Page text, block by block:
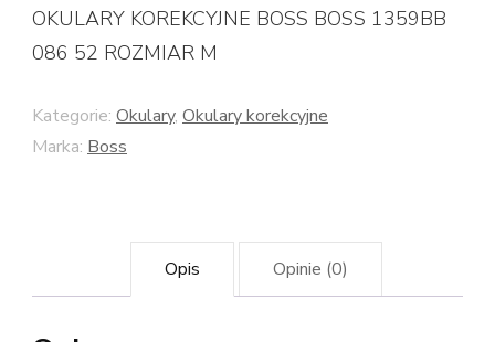
OKULARY KOREKCYJNE BOSS BOSS 1359BB
086 52 ROZMIAR M
Kategorie: Okulary, Okulary korekcyjne
Marka: Boss
Opis Opinie (0)